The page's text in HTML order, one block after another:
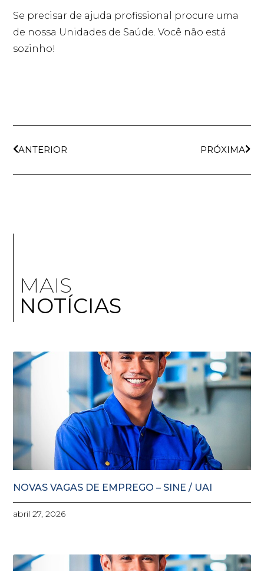
Se precisar de ajuda profissional procure uma
de nossa Unidades de Saúde. Você não está
sozinho!
ANTERIOR PRÓXIMA
MAIS
NOTÍCIAS
NOVAS VAGAS DE EMPREGO – SINE / UAI
abril 27, 2026